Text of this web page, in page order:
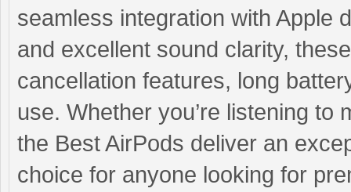
seamless integration with Apple
and excellent sound clarity,
cancellation features, long
use. Whether you’re listening
the Best AirPods deliver an
choice for anyone looking for